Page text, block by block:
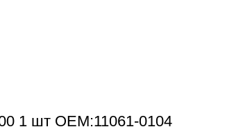
1 шт OEM:11061-0104